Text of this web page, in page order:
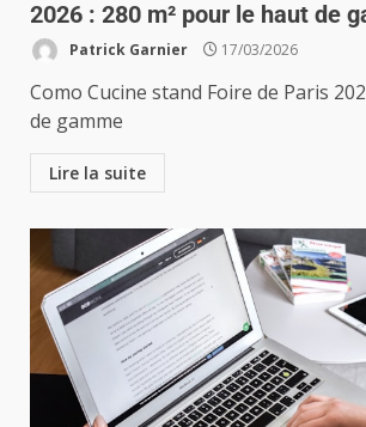
2026 : 280 m² pour le haut de
Patrick Garnier 17/03/2026
Como Cucine stand Foire de Paris
de gamme
Lire la suite